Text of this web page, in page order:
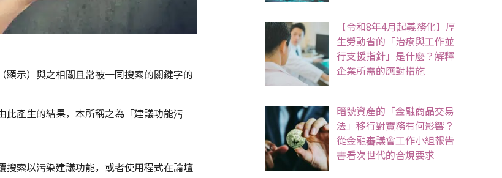
顯示）與之相關且常被一同搜索的關鍵字的
此產生的結果，本所稱之為「建議功能污
索以污染建議功能，或者使用程式在論壇
【令和8年4月起義務化】厚
生勞動省的「治療與工作並
行支援指針」是什麼？解釋
企業所需的應對措施
暗號資產的「金融商品交易
法」移行對實務有何影響？
從金融審議會工作小組報告
書看次世代的合規要求